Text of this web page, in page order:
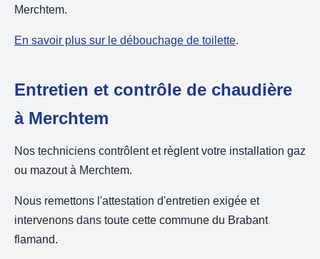
Merchtem.
En savoir plus sur le débouchage de toilette.
Entretien et contrôle de chaudière
à Merchtem
Nos techniciens contrôlent et règlent votre installation gaz
ou mazout à Merchtem.
Nous remettons l'attestation d'entretien exigée et
intervenons dans toute cette commune du Brabant
flamand.